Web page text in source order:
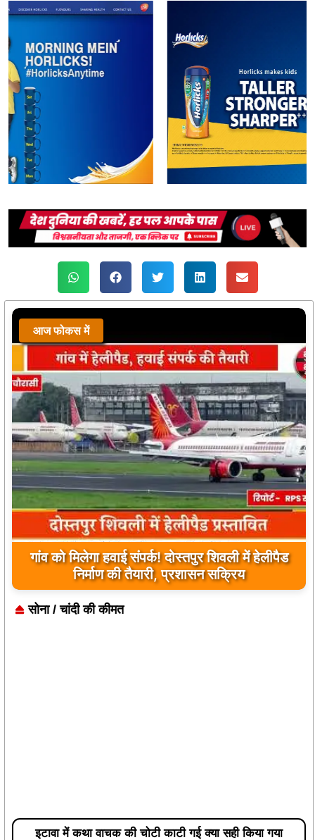
आज फोकस में
यूपी के बहराइच में बड़ा हादसा, कौड़ियाला नदी में नाव
पलटी, 17 लापता, एक का शव मिला
सोना / चांदी की कीमत
इटावा में कथा वाचक की चोटी काटी गई क्या सही किया गया